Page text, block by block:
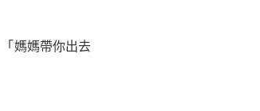
媽媽帶你出去